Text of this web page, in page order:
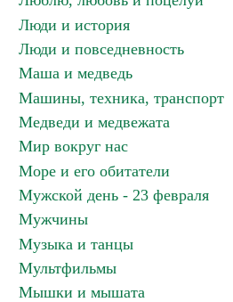
Люди и история
Люди и повседневность
Маша и медведь
Машины, техника, транспорт
Медведи и медвежата
Мир вокруг нас
Море и его обитатели
Мужской день - 23 февраля
Мужчины
Музыка и танцы
Мультфильмы
Мышки и мышата